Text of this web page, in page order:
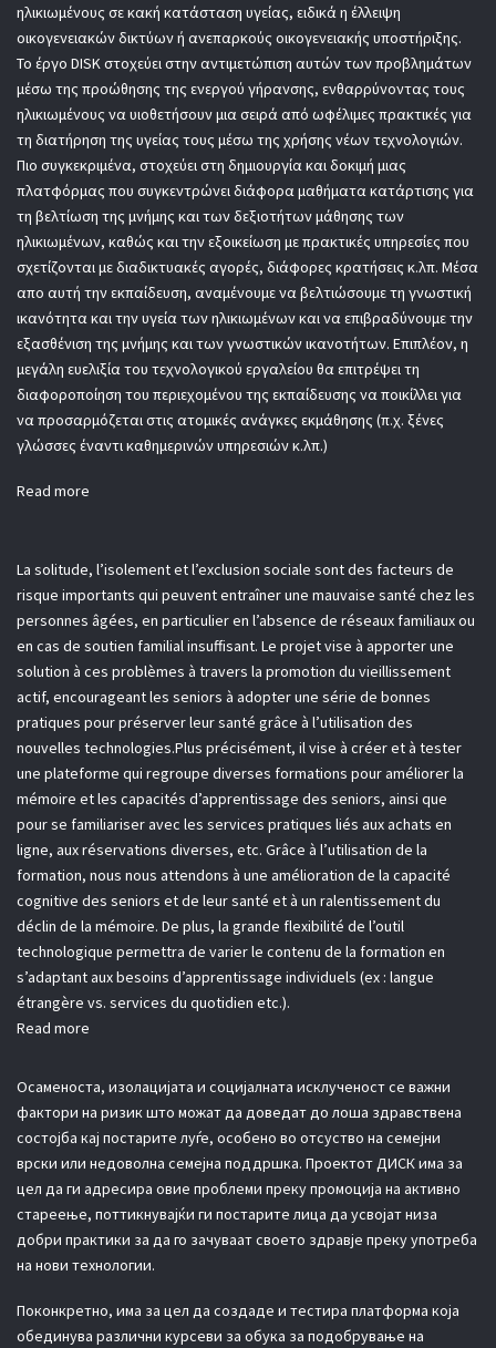
ηλικιωμένους σε κακή κατάσταση υγείας, ειδικά η έλλειψη
οικογενειακών δικτύων ή ανεπαρκούς οικογενειακής υποστήριξης.
Το έργο DISK στοχεύει στην αντιμετώπιση αυτών των προβλημάτων
μέσω της προώθησης της ενεργού γήρανσης, ενθαρρύνοντας τους
ηλικιωμένους να υιοθετήσουν μια σειρά από ωφέλιμες πρακτικές για
τη διατήρηση της υγείας τους μέσω της χρήσης νέων τεχνολογιών.
Πιο συγκεκριμένα, στοχεύει στη δημιουργία και δοκιμή μιας
πλατφόρμας που συγκεντρώνει διάφορα μαθήματα κατάρτισης για
τη βελτίωση της μνήμης και των δεξιοτήτων μάθησης των
ηλικιωμένων, καθώς και την εξοικείωση με πρακτικές υπηρεσίες που
σχετίζονται με διαδικτυακές αγορές, διάφορες κρατήσεις κ.λπ. Μέσα
απο αυτή την εκπαίδευση, αναμένουμε να βελτιώσουμε τη γνωστική
ικανότητα και την υγεία των ηλικιωμένων και να επιβραδύνουμε την
εξασθένιση της μνήμης και των γνωστικών ικανοτήτων. Επιπλέον, η
μεγάλη ευελιξία του τεχνολογικού εργαλείου θα επιτρέψει τη
διαφοροποίηση του περιεχομένου της εκπαίδευσης να ποικίλλει για
να προσαρμόζεται στις ατομικές ανάγκες εκμάθησης (π.χ. ξένες
γλώσσες έναντι καθημερινών υπηρεσιών κ.λπ.)
Read more
La solitude, l’isolement et l’exclusion sociale sont des facteurs de
risque importants qui peuvent entraîner une mauvaise santé chez les
personnes âgées, en particulier en l’absence de réseaux familiaux ou
en cas de soutien familial insuffisant. Le projet vise à apporter une
solution à ces problèmes à travers la promotion du vieillissement
actif, encourageant les seniors à adopter une série de bonnes
pratiques pour préserver leur santé grâce à l’utilisation des
nouvelles technologies.Plus précisément, il vise à créer et à tester
une plateforme qui regroupe diverses formations pour améliorer la
mémoire et les capacités d’apprentissage des seniors, ainsi que
pour se familiariser avec les services pratiques liés aux achats en
ligne, aux réservations diverses, etc. Grâce à l’utilisation de la
formation, nous nous attendons à une amélioration de la capacité
cognitive des seniors et de leur santé et à un ralentissement du
déclin de la mémoire. De plus, la grande flexibilité de l’outil
technologique permettra de varier le contenu de la formation en
s’adaptant aux besoins d’apprentissage individuels (ex : langue
étrangère vs. services du quotidien etc.).
Read more
Осаменоста, изолацијата и социјалната исклученост се важни
фактори на ризик што можат да доведат до лоша здравствена
состојба кај постарите луѓе, особено во отсуство на семејни
врски или недоволна семејна поддршка. Проектот ДИСК има за
цел да ги адресира овие проблеми преку промоција на активно
стареење, поттикнувајќи ги постарите лица да усвојат низа
добри практики за да го зачуваат своето здравје преку употреба
на нови технологии.
Поконкретно, има за цел да создаде и тестира платформа која
обединува различни курсеви за обука за подобрување на